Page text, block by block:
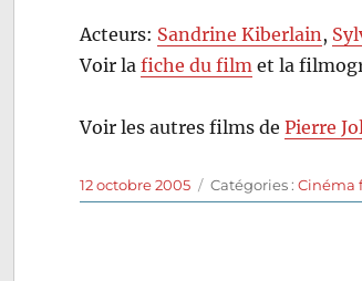
Acteurs: Sandrine Kiberlain,
Voir lafiche du film et la
Voir les autres films dePierre
Publié
le
12 octobre 2005 Catégories
Catégories :Cinéma